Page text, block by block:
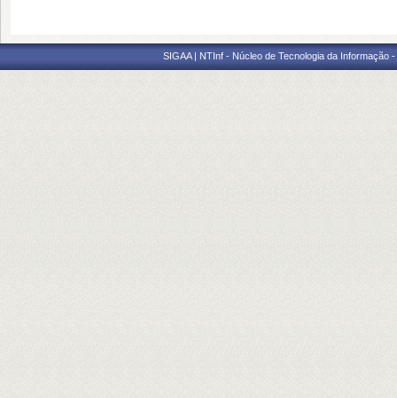
SIGAA | NTInf - Núcleo de Tecnologia da